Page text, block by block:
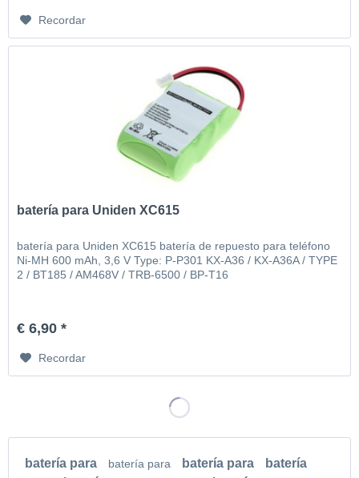
Recordar
batería para Uniden XC615
batería para Uniden XC615 batería de repuesto para teléfono
Ni-MH 600 mAh, 3,6 V Type: P-P301 KX-A36 / KX-A36A / TYPE
2 / BT185 / AM468V / TRB-6500 / BP-T16
€ 6,90 *
Recordar
batería para batería para batería para
batería